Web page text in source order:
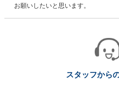
お願いしたいと思います。
スタッフから